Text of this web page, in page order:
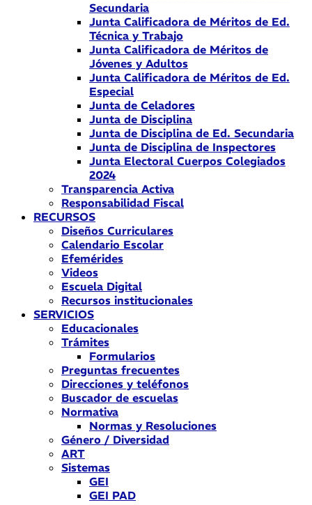
Secundaria
Junta Calificadora de Méritos de Ed.
Técnica y Trabajo
Junta Calificadora de Méritos de
Jóvenes y Adultos
Junta Calificadora de Méritos de Ed.
Especial
Junta de Celadores
Junta de Disciplina
Junta de Disciplina de Ed. Secundaria
Junta de Disciplina de Inspectores
Junta Electoral Cuerpos Colegiados
2024
Transparencia Activa
Responsabilidad Fiscal
RECURSOS
Diseños Curriculares
Calendario Escolar
Efemérides
Videos
Escuela Digital
Recursos institucionales
SERVICIOS
Educacionales
Trámites
Formularios
Preguntas frecuentes
Direcciones y teléfonos
Buscador de escuelas
Normativa
Normas y Resoluciones
Género / Diversidad
ART
Sistemas
GEI
GEI PAD